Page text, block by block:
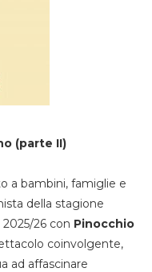
(parte II)
a bambini, famiglie e
della stagione
26 con Pinocchio
coinvolgente,
ad affascinare